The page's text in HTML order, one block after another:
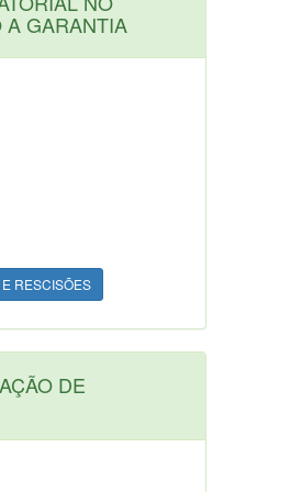
A GARANTIA
RESCISÕES
DE